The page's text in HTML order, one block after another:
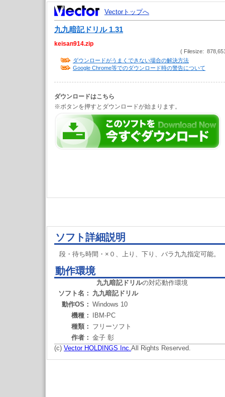
Vectorトップへ
九九暗記ドリル 1.31
keisan914.zip
( Filesize:
ダウンロードがうまくできない場合の解決方法
Google Chrome等でのダウンロード時の警告について
ダウンロードはこちら
※ボタンを押すとダウンロードが始まります。
ソフト詳細説明
段・待ち時間・×０、上り、下り、バラ九九指定可能。
動作環境
九九暗記ドリルの対応動作環境
ソフト名： 九九暗記ドリル
動作OS： Windows 10
機種：
IBM-PC
種類： フリーソフト
作者： 金子 彰
(c) Vector HOLDINGS Inc.All Rights Reserved.